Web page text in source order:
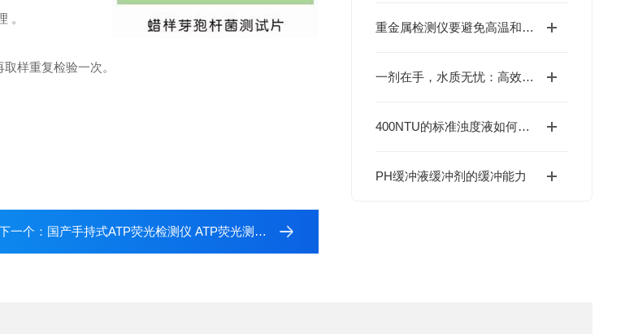
重金属检测仪要避免高温和撞击
一剂在手，水质无忧：高效COD检测试剂
400NTU的标准浊度液如何配置？
PH缓冲液缓冲剂的缓冲能力
。
样重复检验一次。
一个： 国产手持式ATP荧光检测仪 ATP荧光测定仪 微生物细菌检测仪